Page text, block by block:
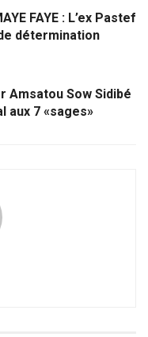
FAYE : L’ex Pastef
détermination
Amsatou Sow Sidibé
aux 7 «sages»